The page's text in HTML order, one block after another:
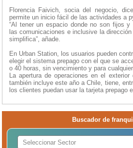
Florencia Faivich, socia del negocio,
permite un inicio fácil de las actividades a
“Al tener un espacio donde no son fijos
las comunicaciones e inclusive la
simplifica”, añade.
En Urban Station, los usuarios pueden
elegir el sistema prepago con el que se
o 40 horas, sin vencimiento y para
La apertura de operaciones en el
también incluye este año a Chile, tiene,
los clientes puedan usar la tarjeta prepago
Buscador de